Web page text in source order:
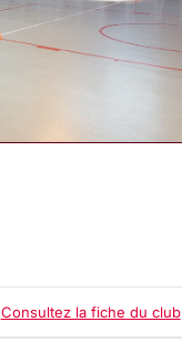
Consultez la fiche du club